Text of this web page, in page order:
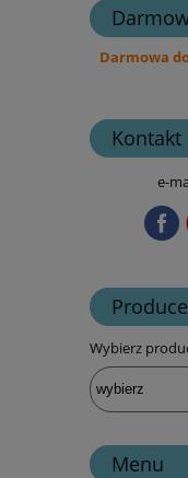
Darmowa
Kontakt
e-
Wybierz
Menu